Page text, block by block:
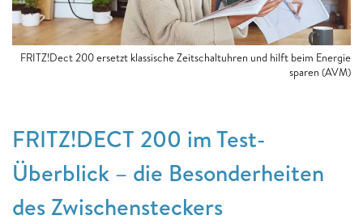
FRITZ!Dect 200 ersetzt klassische Zeitschaltuhren und hilft beim Energie
sparen (AVM)
FRITZ!DECT 200 im Test-
Überblick – die Besonderheiten
des Zwischensteckers